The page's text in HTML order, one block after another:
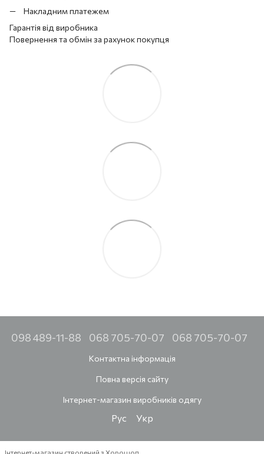
Накладним платежем
Гарантія від виробника
Повернення та обмін за рахунок покупця
098 489-11-88 068 705-70-07 068 705-70-07
Контактна інформація
Повна версія сайту
Інтернет-магазин виробників одягу
Рус Укр